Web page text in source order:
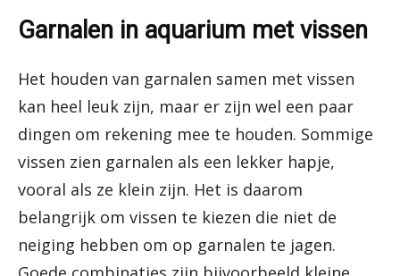
Garnalen in aquarium met vissen
Het houden van garnalen samen met vissen
kan heel leuk zijn, maar er zijn wel een paar
dingen om rekening mee te houden. Sommige
vissen zien garnalen als een lekker hapje,
vooral als ze klein zijn. Het is daarom
belangrijk om vissen te kiezen die niet de
neiging hebben om op garnalen te jagen.